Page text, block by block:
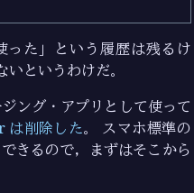
った」という履歴は残るけ
というわけだ。
ング・アプリとして使って
は削除した。 スマホ標準の
きるので，まずはそこから